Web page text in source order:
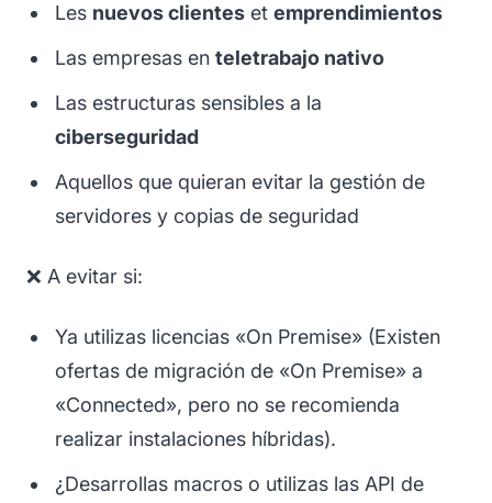
Les nuevos clientes et emprendimientos
Las empresas en teletrabajo nativo
Las estructuras sensibles a la
ciberseguridad
Aquellos que quieran evitar la gestión de
servidores y copias de seguridad
❌ A evitar si:
Ya utilizas licencias «On Premise» (Existen
ofertas de migración de «On Premise» a
«Connected», pero no se recomienda
realizar instalaciones híbridas).
¿Desarrollas macros o utilizas las API de